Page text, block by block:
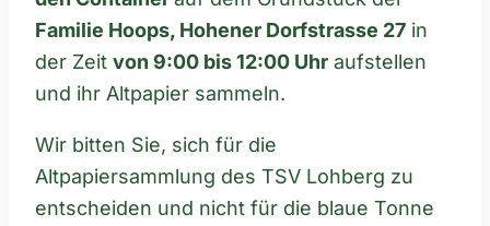
Familie Hoops, Hohener Dorfstrasse 27 in
der Zeit von 9:00 bis 12:00 Uhr aufstellen
und ihr Altpapier sammeln.
Wir bitten Sie, sich für die
Altpapiersammlung des TSV Lohberg zu
entscheiden und nicht für die blaue Tonne